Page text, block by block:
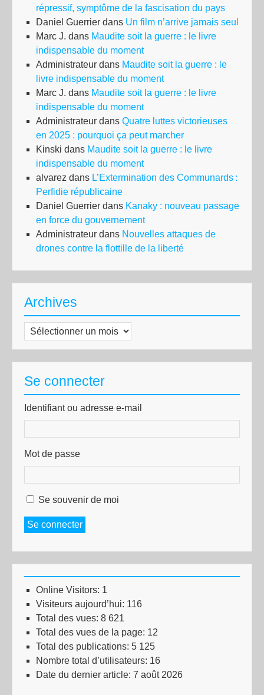
répressif, symptôme de la fascisation du pays
Daniel Guerrier dans Un film n’arrive jamais seul
Marc J. dans Maudite soit la guerre : le livre
indispensable du moment
Administrateur dans Maudite soit la guerre : le
livre indispensable du moment
Marc J. dans Maudite soit la guerre : le livre
indispensable du moment
Administrateur dans Quatre luttes victorieuses
en 2025 : pourquoi ça peut marcher
Kinski dans Maudite soit la guerre : le livre
indispensable du moment
alvarez dans L’Extermination des Communards :
Perfidie républicaine
Daniel Guerrier dans Kanaky : nouveau passage
en force du gouvernement
Administrateur dans Nouvelles attaques de
drones contre la flottille de la liberté
Archives
Archives
Se connecter
Identifiant ou adresse e-mail
Mot de passe
Se souvenir de moi
Se connecter
Online Visitors: 1
Visiteurs aujourd’hui: 116
Total des vues: 8 621
Total des vues de la page: 12
Total des publications: 5 125
Nombre total d’utilisateurs: 16
Date du dernier article: 7 août 2026